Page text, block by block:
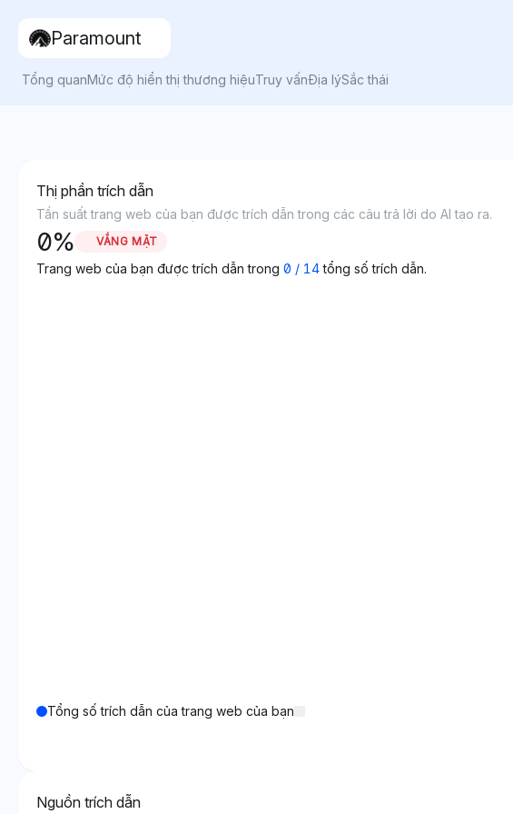
Paramount
Tổng quanMức độ hiển thị thương hiệuTruy vấnĐịa lýSắc thái
Thị phần trích dẫn
Tần suất trang web của bạn được trích dẫn trong các câu trả lời do AI tạo ra.
0% VẮNG MẶT
Trang web của bạn được trích dẫn trong 0 / 14tổng số trích dẫn.
Tổng số trích dẫn của trang web của bạn
Nguồn trích dẫn